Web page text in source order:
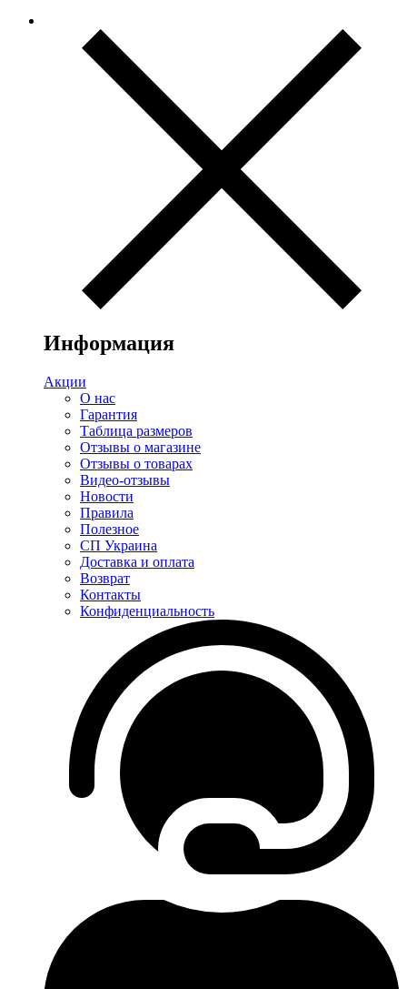
Информация
Акции
О нас
Гарантия
Таблица размеров
Отзывы о магазине
Отзывы о товарах
Видео-отзывы
Новости
Правила
Полезное
СП Украина
Доставка и оплата
Возврат
Контакты
Конфиденциальность